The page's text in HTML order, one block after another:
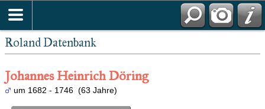
Roland Datenbank
Johannes Heinrich Döring
um 1682 - 1746 (63 Jahre)